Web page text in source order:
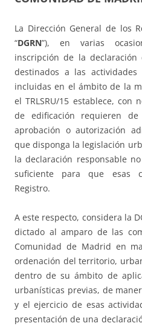
La Dirección General de los
“DGRN”), en varias
inscripción de la
destinados a las
incluidas en el ámbito de la
el TRLSRU/15 establece, con
de edificación requieren
aprobación o autorización
que disponga la legislación
la declaración responsable
suficiente para que esas
Registro.
A este respecto, considera la
dictado al amparo de las
Comunidad de Madrid en
ordenación del territorio,
dentro de su ámbito de
urbanísticas previas, de
y el ejercicio de esas
presentación de una